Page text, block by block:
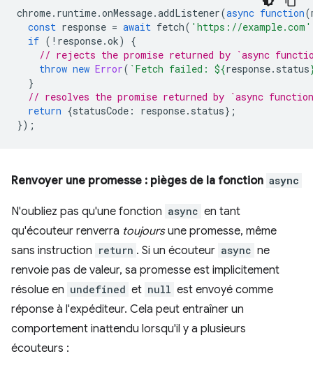
chrome. runtime.onMessage.addListener(async function(
const response = await fetch( 'https://example.com'
if ( ! response.ok)
{
// rejects the promise returned by `async
throw new Error( `Fetch failed: ${response. status
}
// resolves the promise returned by `async
return {statusCode : response. status};
});
Renvoyer une promesse : pièges de la fonction async
N'oubliez pas qu'une fonction async en tant
qu'écouteur renverra toujoursune promesse, même
sans instruction return . Si un écouteur async ne
renvoie pas de valeur, sa promesse est implicitement
résolue en undefined et null est envoyé comme
réponse à l'expéditeur. Cela peut entraîner un
comportement inattendu lorsqu'il y a plusieurs
écouteurs :